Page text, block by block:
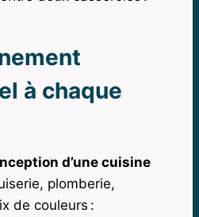
à chaque
d’une cuisine
plomberie,
de couleurs :